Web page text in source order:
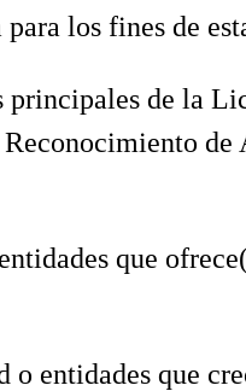
los fines de
principales de la
que
o entidades que